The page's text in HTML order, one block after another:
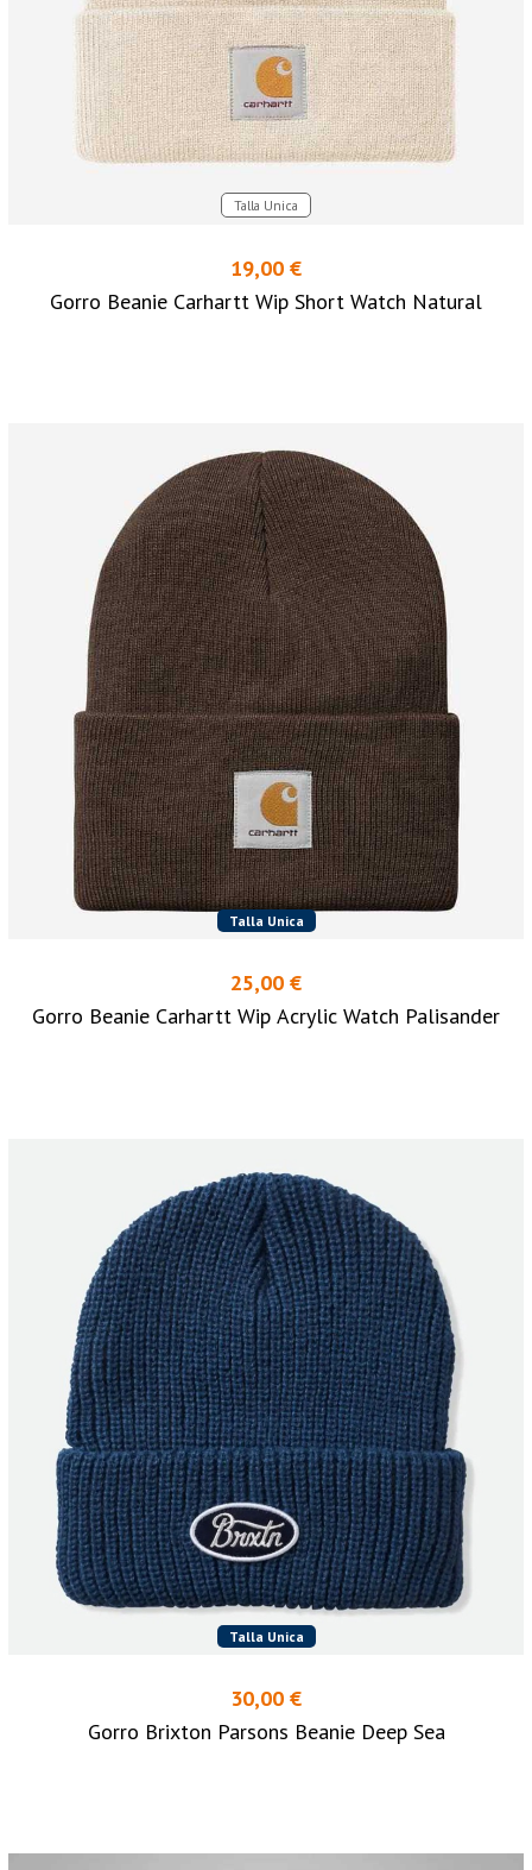
Talla Unica
19,00 €
Gorro Beanie Carhartt Wip Short Watch Natural
Talla Unica
25,00 €
Gorro Beanie Carhartt Wip Acrylic Watch Palisander
Talla Unica
30,00 €
Gorro Brixton Parsons Beanie Deep Sea